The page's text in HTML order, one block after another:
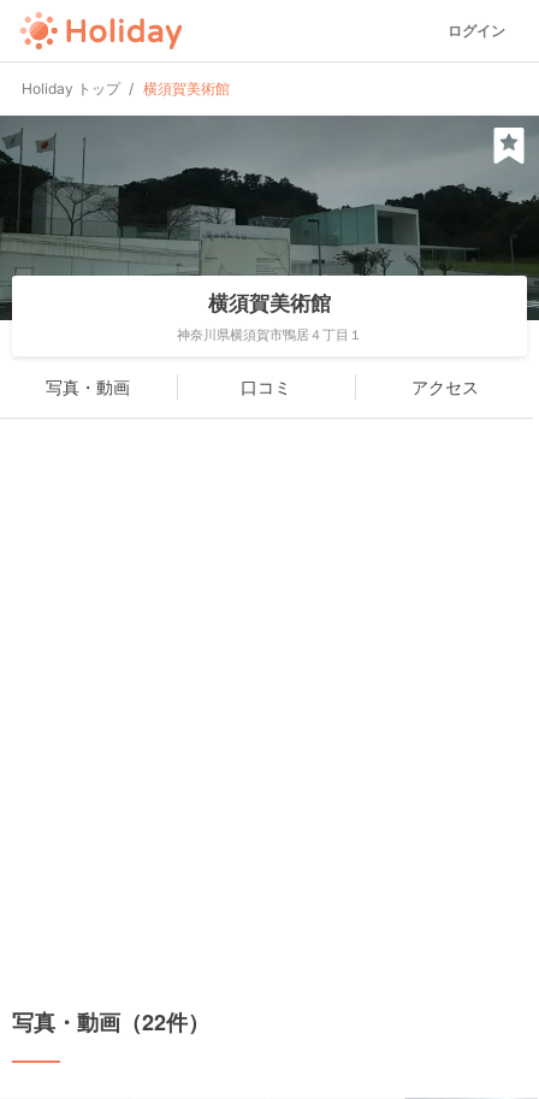
ログイン
Holiday トップ 横須賀美術館
横須賀美術館
神奈川県横須賀市鴨居４丁目１
写真・動画 口コミ アクセス
写真・動画（22件）